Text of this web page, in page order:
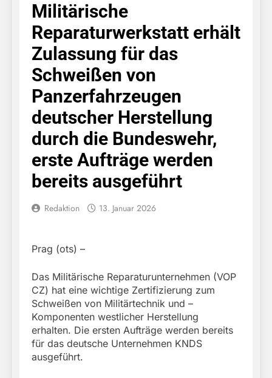
Militärische
Reparaturwerkstatt erhält
Zulassung für das
Schweißen von
Panzerfahrzeugen
deutscher Herstellung
durch die Bundeswehr,
erste Aufträge werden
bereits ausgeführt
Redaktion 13. Januar 2026
Prag (ots) –
Das Militärische Reparaturunternehmen (VOP
CZ) hat eine wichtige Zertifizierung zum
Schweißen von Militärtechnik und –
Komponenten westlicher Herstellung
erhalten. Die ersten Aufträge werden bereits
für das deutsche Unternehmen KNDS
ausgeführt.